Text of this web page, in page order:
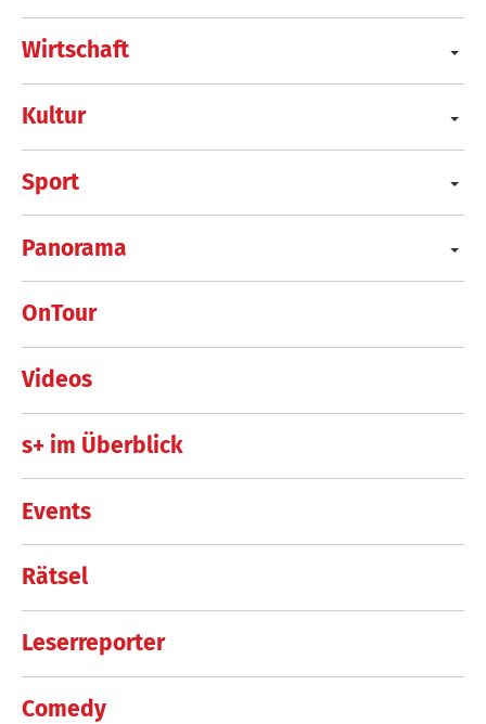
Wirtschaft
Kultur
Sport
Panorama
OnTour
Videos
s+ im Überblick
Events
Rätsel
Leserreporter
Comedy